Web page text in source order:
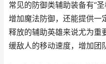
常见的防御类辅助装备有“圣
增加魔法防御，还能提供一
释放的辅助英雄来说尤为重
缓敌人的移动速度，增加团